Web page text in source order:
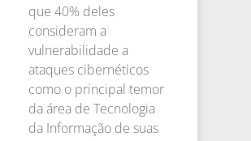
que 40% deles
consideram a
vulnerabilidade a
ataques cibernéticos
como o principal temor
da área de Tecnologia
da Informação de suas